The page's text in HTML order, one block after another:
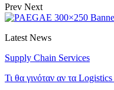
Prev Next
Latest News
Supply Chain Services
Τι θα γινόταν αν τα Logistics